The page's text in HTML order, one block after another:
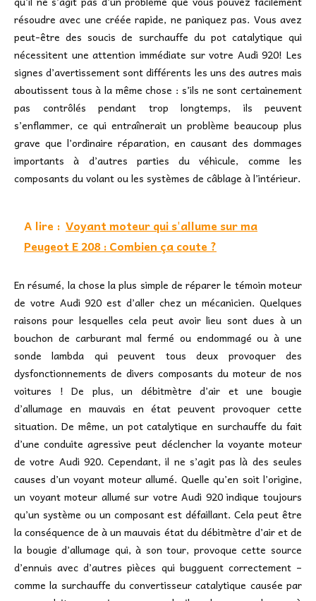
résoudre avec une créée rapide, ne paniquez pas. Vous avez
peut-être des soucis de surchauffe du pot catalytique qui
nécessitent une attention immédiate sur votre Audi 920! Les
signes d’avertissement sont différents les uns des autres mais
aboutissent tous à la même chose : s’ils ne sont certainement
pas contrôlés pendant trop longtemps, ils peuvent
s’enflammer, ce qui entraînerait un problème beaucoup plus
grave que l’ordinaire réparation, en causant des dommages
importants à d’autres parties du véhicule, comme les
composants du volant ou les systèmes de câblage à l’intérieur.
A lire : Voyant moteur qui s'allume sur ma
Peugeot E 208 : Combien ça coute ?
En résumé, la chose la plus simple de réparer le témoin moteur
de votre Audi 920 est d’aller chez un mécanicien. Quelques
raisons pour lesquelles cela peut avoir lieu sont dues à un
bouchon de carburant mal fermé ou endommagé ou à une
sonde lambda qui peuvent tous deux provoquer des
dysfonctionnements de divers composants du moteur de nos
voitures ! De plus, un débitmètre d’air et une bougie
d’allumage en mauvais en état peuvent provoquer cette
situation. De même, un pot catalytique en surchauffe du fait
d’une conduite agressive peut déclencher la voyante moteur
de votre Audi 920. Cependant, il ne s’agit pas là des seules
causes d’un voyant moteur allumé. Quelle qu’en soit l’origine,
un voyant moteur allumé sur votre Audi 920 indique toujours
qu’un système ou un composant est défaillant. Cela peut être
la conséquence de à un mauvais état du débitmètre d’air et de
la bougie d’allumage qui, à son tour, provoque cette source
d’ennuis avec d’autres pièces qui bugguent correctement –
comme la surchauffe du convertisseur catalytique causée par